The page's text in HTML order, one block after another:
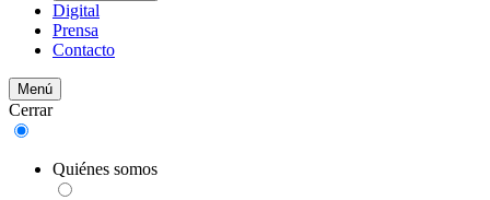
Digital
Prensa
Contacto
Menú
Cerrar
Quiénes somos